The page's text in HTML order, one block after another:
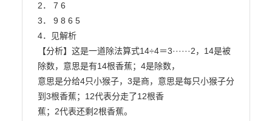
2． 7 6
3． 9 8 6 5
4．见解析
【分析】这是一道除法算式14÷4＝3······2，14是被
除数，意思是有14根香蕉；4是除数，
意思是分给4只小猴子，3是商，意思是每只小猴子分
到3根香蕉；12代表分走了12根香
蕉；2代表还剩2根香蕉。